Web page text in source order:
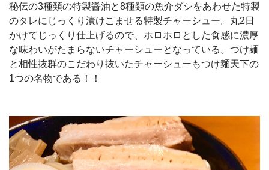
秘伝の3種類の特製醤油と8種類の魚介ダシをあわせた特製
のタレにじっくり漬けこませる特製チャーシュー。丸2日
かけてじっくり仕上げるので、ホロホロとした食感に濃厚
な味わいがたまらないチャーシューとなっている。つけ麺
と相性抜群のこだわり抜いたチャーシューもつけ麺天下の
1つの名物である！！